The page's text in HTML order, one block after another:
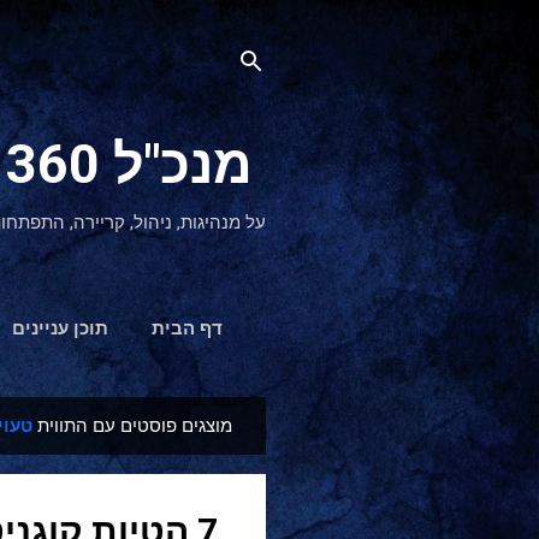
מנכ"ל 360 CEO - מנהיגות והתפתחות אישית
על מנהיגות, ניהול, קריירה,
דף הבית תוכן עניינים
ש
מוצגים פוסטים עם התווית